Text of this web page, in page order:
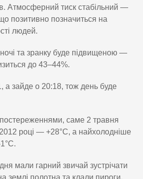
Атмосферний тиск стабільний —
позитивно позначиться на
людей.
та зранку буде підвищеною —
до 43–44%.
а зайде о 20:18, тож день буде
саме 2 травня
році — +28°C, а найхолодніше
мали гарний звичай зустрічати
землі полотна та клали пироги,